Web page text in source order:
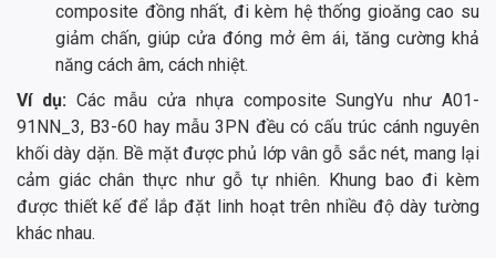
composite đồng nhất, đi kèm hệ thống gioăng cao su
giảm chấn, giúp cửa đóng mở êm ái, tăng cường khả
năng cách âm, cách nhiệt.
Ví dụ: Các mẫu cửa nhựa composite SungYu như A01-
91NN_3, B3-60 hay mẫu 3PN đều có cấu trúc cánh nguyên
khối dày dặn. Bề mặt được phủ lớp vân gỗ sắc nét, mang lại
cảm giác chân thực như gỗ tự nhiên. Khung bao đi kèm
được thiết kế để lắp đặt linh hoạt trên nhiều độ dày tường
khác nhau.